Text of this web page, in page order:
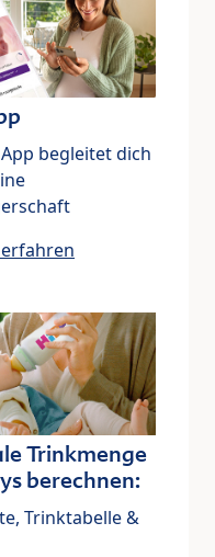
begleitet dich
Trinkmenge
berechnen:
Trinktabelle &